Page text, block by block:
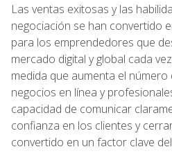
Las ventas exitosas y las
negociación se han convertido
para los emprendedores que
mercado digital y global cada
medida que aumenta el
negocios en línea y
capacidad de comunicar
confianza en los clientes y
convertido en un factor clave